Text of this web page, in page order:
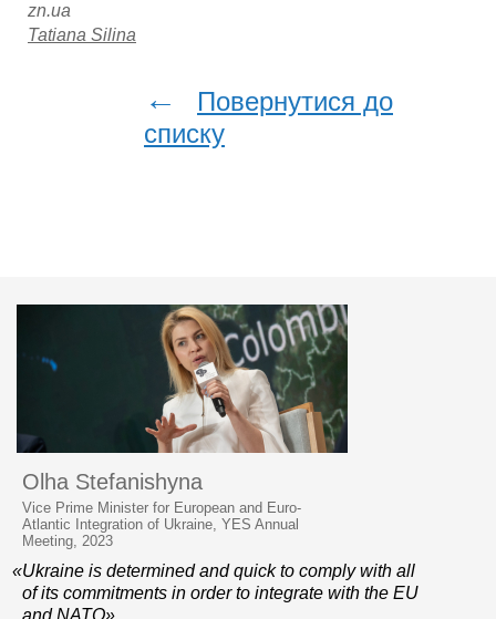
zn.ua
Tatiana Silina
←
Повернутися до
списку
Olha Stefanishyna
Vice Prime Minister for European and Euro-
Atlantic Integration of Ukraine, YES Annual
Meeting, 2023
«Ukraine is determined and quick to comply with all
of its commitments in order to integrate with the EU
and NATO»